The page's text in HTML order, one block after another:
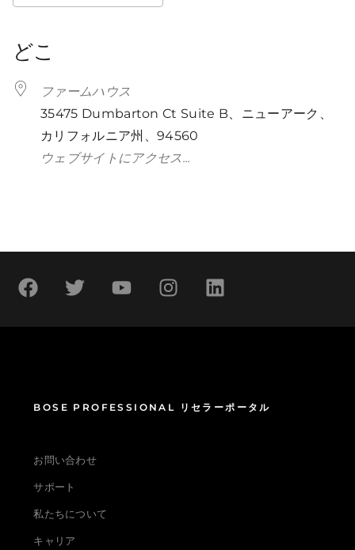
どこ
ファームハウス
35475 Dumbarton Ct Suite B、ニューアーク、
カリフォルニア州、94560
ウェブサイトにアクセス...
BOSE PROFESSIONAL リセラーポータル
お問い合わせ
サポート
私たちについて
キャリア